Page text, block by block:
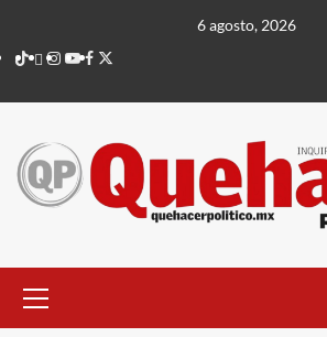
contenido
6 agosto, 2026
TikTok
threads
Instagram
Youtube
Facebook
X
principal